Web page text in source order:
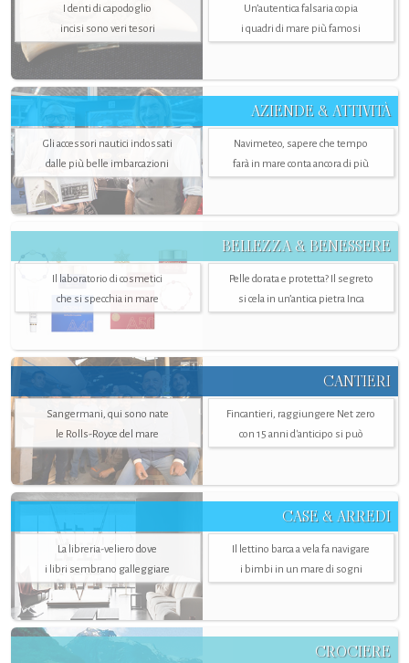
I denti di capodoglio
incisi sono veri tesori
Un’autentica falsaria copia
i quadri di mare più famosi
AZIENDE & ATTIVITÀ
Gli accessori nautici indossati
dalle più belle imbarcazioni
Navimeteo, sapere che tempo
farà in mare conta ancora di più
BELLEZZA & BENESSERE
Il laboratorio di cosmetici
che si specchia in mare
Pelle dorata e protetta? Il segreto
si cela in un’antica pietra Inca
CANTIERI
Sangermani, qui sono nate
le Rolls-Royce del mare
Fincantieri, raggiungere Net zero
con 15 anni d'anticipo si può
CASE & ARREDI
La libreria-veliero dove
i libri sembrano galleggiare
Il lettino barca a vela fa navigare
i bimbi in un mare di sogni
CROCIERE